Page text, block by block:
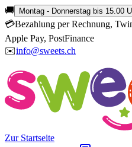
🚚 Montag - Donnerstag bis 15.00
💳Bezahlung per Rechnung,
Apple Pay, PostFinance
✉️info@sweets.ch
Zur Startseite